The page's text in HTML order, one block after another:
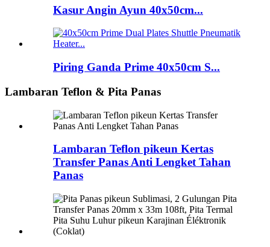
Kasur Angin Ayun 40x50cm...
Piring Ganda Prime 40x50cm S...
Lambaran Teflon & Pita Panas
Lambaran Teflon pikeun Kertas
Transfer Panas Anti Lengket Tahan
Panas